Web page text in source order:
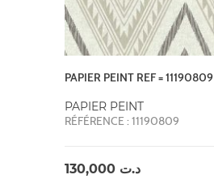
PAPIER PEINT REF = 11190809
PAPIER PEINT
RÉFÉRENCE : 11190809
د.ت